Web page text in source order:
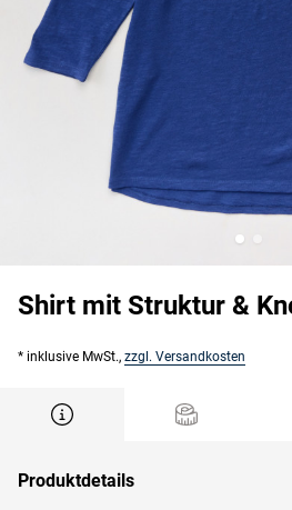
Shirt mit Struktur &
* inklusive MwSt., zzgl. Versandkosten
Produktdetails